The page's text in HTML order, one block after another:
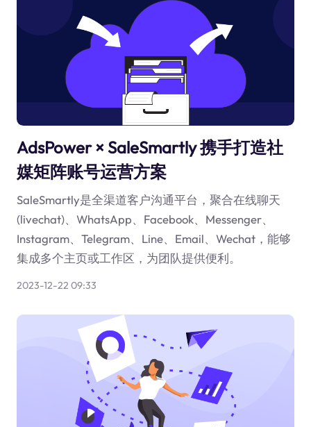
AdsPower × SaleSmartly 携手打造社
媒矩阵账号运营方案
SaleSmartly是全渠道客户沟通平台，聚合在线聊天
(livechat)、WhatsApp、Facebook、Messenger、
Instagram、Telegram、Line、Email、Wechat，能够
集成多个主页或工作区，为团队提供便利。
2023-12-22 09:33